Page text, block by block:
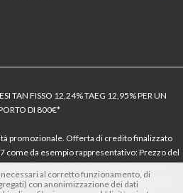
TAN FISSO 12,24% TAEG 12,95% PER UN
DI 800€*
promozionale. Offerta di credito finalizzato
come da esempio rappresentativo: Prezzo del
12,95%, in 23 rate da € 40 costi accessori
del credito € 800. Importo totale dovuto dal
al corretto funzionamento, di
con anonimizzazione dei dati